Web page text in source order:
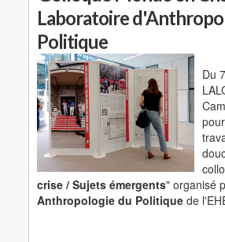
Laboratoire
Politique
Du
crise / Sujets émergents" organisé
Anthropologie du Politique de